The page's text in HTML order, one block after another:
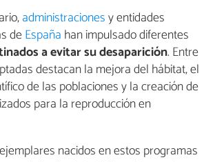
administracionesy entidades
deEspaña han impulsado diferentes
a evitar su desaparición. Entre
destacan la mejora del hábitat, el
de las poblaciones y la creación de
para la reproducción en
nacidos en estos programas